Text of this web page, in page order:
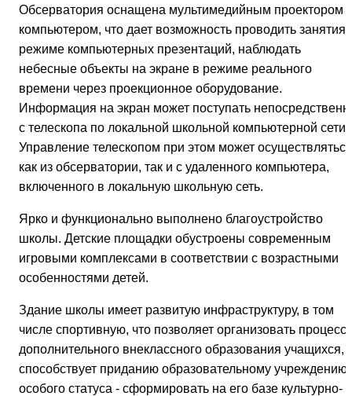
Обсерватория оснащена мультимедийным проектором
компьютером, что дает возможность проводить занятия
режиме компьютерных презентаций, наблюдать
небесные объекты на экране в режиме реального
времени через проекционное оборудование.
Информация на экран может поступать
с телескопа по локальной школьной компьютерной сети.
Управление телескопом при этом может осуществляться
как из обсерватории, так и с удаленного компьютера,
включенного в локальную школьную сеть.
Ярко и функционально выполнено благоустройство
школы. Детские площадки обустроены современным
игровыми комплексами в соответствии с возрастными
особенностями детей.
Здание школы имеет развитую инфраструктуру, в том
числе спортивную, что позволяет организовать процесс
дополнительного внеклассного образования учащихся,
способствует приданию образовательному учреждению
особого статуса - сформировать на его базе культурно-